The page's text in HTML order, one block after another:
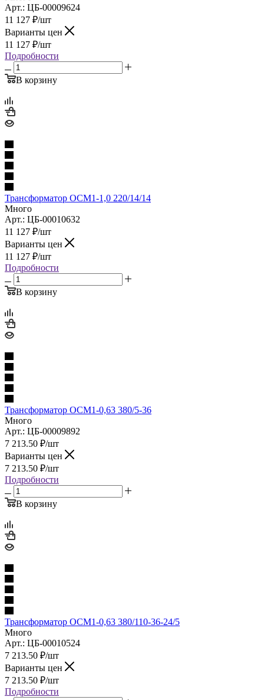
Арт.: ЦБ-00009624
11 127 ₽/шт
Варианты цен
11 127 ₽/шт
Подробности
В корзину
Трансформатор ОСМ1-1,0 220/14/14
Много
Арт.: ЦБ-00010632
11 127 ₽/шт
Варианты цен
11 127 ₽/шт
Подробности
В корзину
Трансформатор ОСМ1-0,63 380/5-36
Много
Арт.: ЦБ-00009892
7 213.50 ₽/шт
Варианты цен
7 213.50 ₽/шт
Подробности
В корзину
Трансформатор ОСМ1-0,63 380/110-36-24/5
Много
Арт.: ЦБ-00010524
7 213.50 ₽/шт
Варианты цен
7 213.50 ₽/шт
Подробности